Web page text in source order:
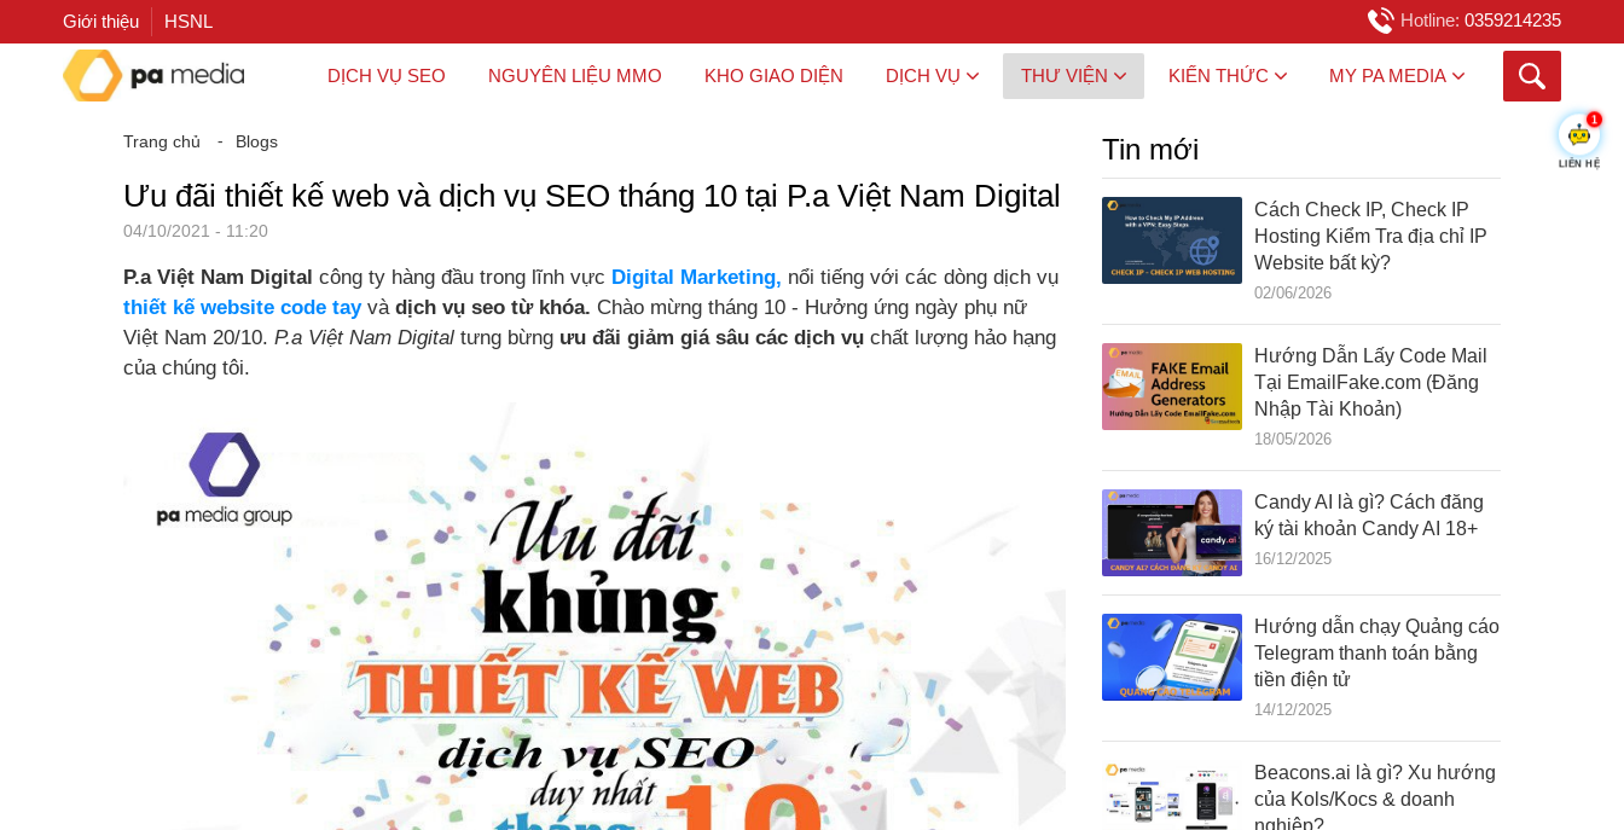
Giới thiệu HSNL Hotline: 0359214235
DỊCH VỤ SEO NGUYÊN LIỆU MMO KHO GIAO DIỆN DỊCH VỤ THƯ VIỆN KIẾN THỨC MY PA MEDIA
Trang chủ ⁃ Blogs
Ưu đãi thiết kế web và dịch vụ SEO tháng 10 tại P.a Việt Nam Digital
04/10/2021 - 11:20
P.a Việt Nam Digital công ty hàng đầu trong lĩnh vực Digital Marketing, nổi tiếng với các dòng dịch vụ
thiết kế website code tay và dịch vụ seo từ khóa. Chào mừng tháng 10 - Hưởng ứng ngày phụ nữ
Việt Nam 20/10. P.a Việt Nam Digital tưng bừng ưu đãi giảm giá sâu các dịch vụ chất lượng hảo hạng
của chúng tôi.
Tin mới
Cách Check IP, Check IP
Hosting Kiểm Tra địa chỉ IP
Website bất kỳ?
02/06/2026
Hướng Dẫn Lấy Code Mail
Tại EmailFake.com (Đăng
Nhập Tài Khoản)
18/05/2026
Candy AI là gì? Cách đăng
ký tài khoản Candy AI 18+
16/12/2025
Hướng dẫn chạy Quảng cáo
Telegram thanh toán bằng
tiền điện tử
14/12/2025
Beacons.ai là gì? Xu hướng
của Kols/Kocs & doanh
nghiệp?
1
LIÊN HỆ